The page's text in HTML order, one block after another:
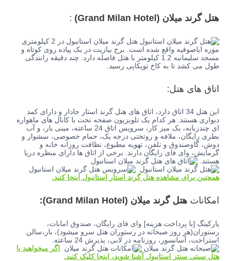
هتل گرند میلان (Grand Milan Hotel) :
هتل گرند میلان استانبول در 2 کیلومتری
موزه ایاصوفیه واقع شده است. برج بیازیت در یک پیاده روی کوتاه و
مسجد سلیمانیه 1.2 کیلومتر با هتل فاصله دارد. چند دقیقه رانندگی
طول می کشد تا به کاخ توپکاپی رسید.
اتاق های هتل:
این هتل 34 اتاق دارد، اتاق های هتل گرند استار جادار و دارای کمد
دیواری هستند. هر کدام یک تلویزیون صفحه تخت با کانال های ماهواره
ای چندزبانه، یک میز کار، سرویس اتاق 24 ساعته، مینی بار، و آب
بطری رایگان، ملافه و روتختی درجه یک، حمام خصوصی، سشوار و
دوش، گاوصندوق و تلفن، تهویه مطبوع، نظافت روزانه خانه و
گرمایش، وای فای رایگان دارند. برخی از اتاق ها دارای منظره دریا
هستند.
همچنین برای مشاهده هتل گرند استار استانبول اینجا کنید.
امکانات هتل گرند میلان (Grand Milan Hotel):
پارکینگ [با پرداخت هزینه] وای فای رایگان، صندوق امانات،
رستوران(هر روز صبحاته در رستوران هتل سرو میشود)، بار،سالن
استراحت، آسانسور، روزنامه در لابی، پذیرش 24 ساعته.
اگر میخواهید با
هتل سیتی سنتر استانبول آشنا شوید، اینجا کلیک کنید.